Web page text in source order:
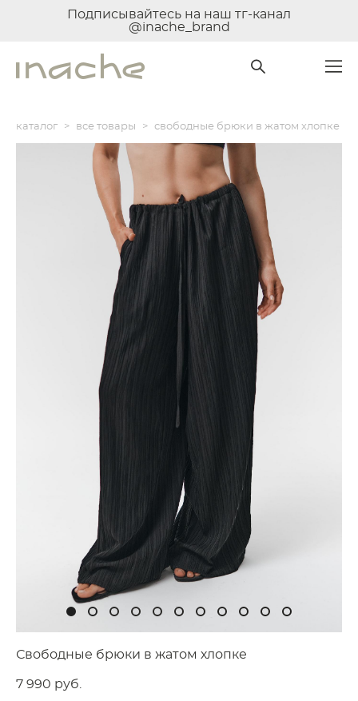
Подписывайтесь на наш тг-канал
@inache_brand
каталог > все товары > свободные брюки в жатом хлопке
Свободные брюки в жатом хлопке
7 990 pуб.